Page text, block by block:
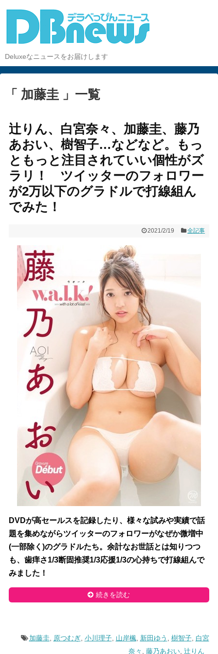
Deluxeなニュースをお届けします
「 加藤圭 」一覧
辻りん、白宮奈々、加藤圭、藤乃
あおい、樹智子…などなど。もっ
ともっと注目されていい個性がズ
ラリ！ ツイッターのフォロワー
が2万以下のグラドルで打線組ん
でみた！
2021/2/19 全記事
DVDが高セールスを記録したり、様々な試みや実績で話
題を集めながらツイッターのフォロワーがなぜか微増中
(一部除く)のグラドルたち。余計なお世話とは知りつつ
も、歯痒さ1/3断固推奨1/3応援1/3の心持ちで打線組んで
みました！
続きを読む
加藤圭 原つむぎ, 小川理子, 山岸楓, 新田ゆう 樹智子, 白宮
奈々
藤乃あおい, 辻りん